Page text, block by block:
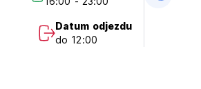
Hotovost pouze při příjezdu (Auto-
Datum odjezdu
do 12:00